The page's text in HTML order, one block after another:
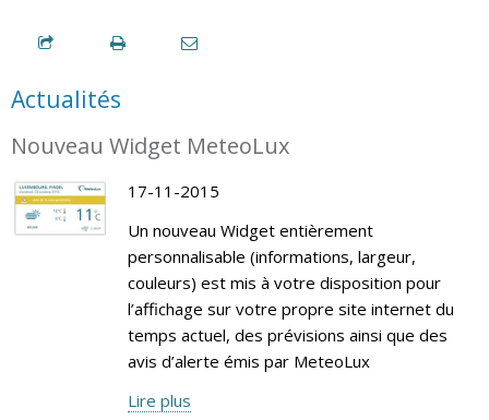
Actualités
Nouveau Widget MeteoLux
17-11-2015
Un nouveau Widget entièrement
personnalisable (informations, largeur,
couleurs) est mis à votre disposition pour
l’affichage sur votre propre site internet du
temps actuel, des prévisions ainsi que des
avis d’alerte émis par MeteoLux
Lire plus